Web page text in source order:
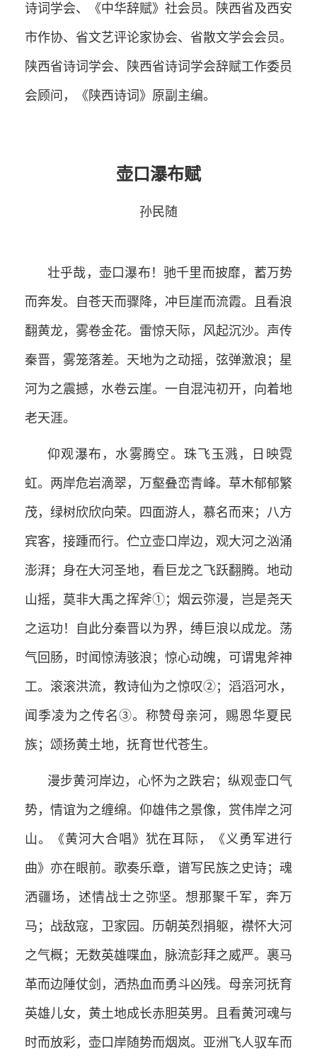
诗词学会、《中华辞赋》社会员。陕西省及西安
市作协、省文艺评论家协会、省散文学会会员。
陕西省诗词学会、陕西省诗词学会辞赋工作委员
会顾问，《陕西诗词》原副主编。
壶口瀑布赋
孙民随
壮乎哉，壶口瀑布！驰千里而披靡，蓄万势
而奔发。自苍天而骤降，冲巨崖而流霞。且看浪
翻黄龙，雾卷金花。雷惊天际，风起沉沙。声传
秦晋，雾笼落差。天地为之动摇，弦弹激浪；星
河为之震撼，水卷云崖。一自混沌初开，向着地
老天涯。
仰观瀑布，水雾腾空。珠飞玉溅，日映霓
虹。两岸危岩滴翠，万壑叠峦青峰。草木郁郁繁
茂，绿树欣欣向荣。四面游人，慕名而来；八方
宾客，接踵而行。伫立壶口岸边，观大河之汹涌
澎湃；身在大河圣地，看巨龙之飞跃翻腾。地动
山摇，莫非大禹之挥斧①；烟云弥漫，岂是尧天
之运功！自此分秦晋以为界，缚巨浪以成龙。荡
气回肠，时闻惊涛骇浪；惊心动魄，可谓鬼斧神
工。滚滚洪流，教诗仙为之惊叹②；滔滔河水，
闻季凌为之传名③。称赞母亲河，赐恩华夏民
族；颂扬黄土地，抚育世代苍生。
漫步黄河岸边，心怀为之跌宕；纵观壶口气
势，情谊为之缠绵。仰雄伟之景像，赏伟岸之河
山。《黄河大合唱》犹在耳际，《义勇军进行
曲》亦在眼前。歌奏乐章，谱写民族之史诗；魂
洒疆场，述情战士之弥坚。想那聚千军，奔万
马；战敌寇，卫家园。历朝英烈捐躯，襟怀大河
之气概；无数英雄喋血，脉流彭拜之威严。裹马
革而边陲仗剑，洒热血而勇斗凶残。母亲河抚育
英雄儿女，黄土地成长赤胆英男。且看黄河魂与
时而放彩，壶口岸随势而烟岚。亚洲飞人驭车而